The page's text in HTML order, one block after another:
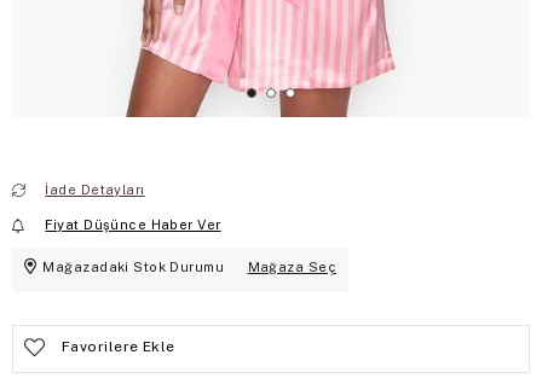
İade Detayları
Fiyat Düşünce Haber Ver
Mağazadaki Stok Durumu Mağaza Seç
Favorilere Ekle